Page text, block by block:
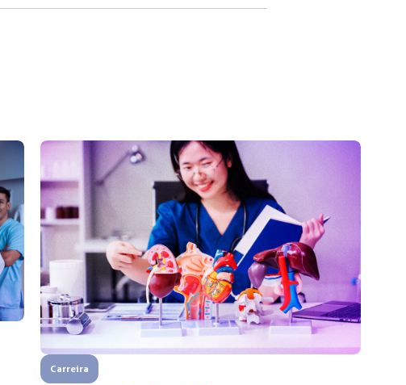
Carreira